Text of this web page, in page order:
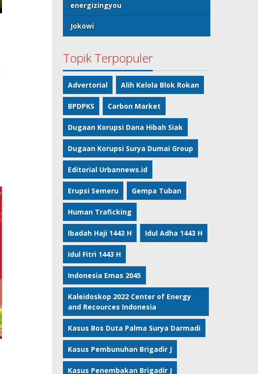
energizingyou
Jokowi
Topik Terpopuler
Advertorial Alih Kelola Blok Rokan
BPDPKS Carbon Market
Dugaan Korupsi Dana Hibah Siak
Dugaan Korupsi Surya Dumai Group
Editorial Urbannews.id
Erupsi Semeru Gempa Tuban
Human Traficking
Ibadah Haji 1443 H Idul Adha 1443 H
Idul Fitri 1443 H
Indonesia Emas 2045
Kaleidoskop 2022 Center of Energy
and Recources Indonesia
Kasus Bos Duta Palma Surya Darmadi
Kasus Pembunuhan Brigadir J
Kasus Penembakan Brigadir J